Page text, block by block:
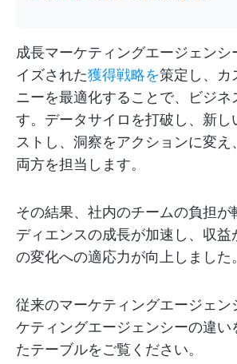
成長マーケティングエージェンシ
イズされた獲得戦略を策定し、カ
ニーを最適化することで、ビジネ
す。データサイロを打破し、新し
ストし、洞察をアクションに変
両方を担当します。
その結果、社内のチームの負担が
ディエンスの成長が加速し、収益
の変化への適応力が向上しました。
従来のマーケティングエージェン
ケティングエージェンシーの違い
たテーブルをご覧ください。